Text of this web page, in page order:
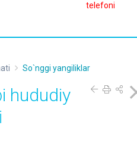
telefoni
So`nggi yangiliklar
hududiy